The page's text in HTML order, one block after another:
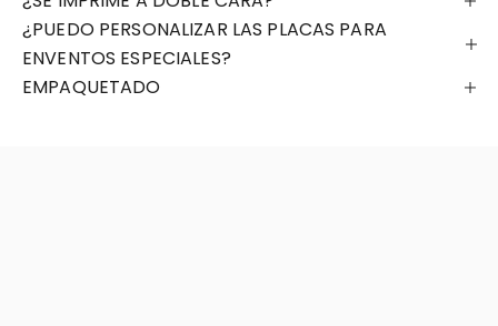
¿PUEDO PERSONALIZAR LAS PLACAS PARA
ENVENTOS ESPECIALES?
EMPAQUETADO